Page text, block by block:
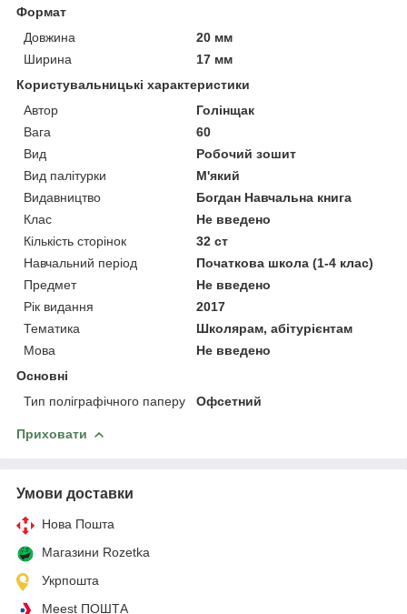
Формат
Довжина
20 мм
Ширина
17 мм
Користувальницькі характеристики
Автор
Голінщак
Вага
60
Вид
Робочий зошит
Вид палітурки
М'який
Видавництво
Богдан Навчальна книга
Клас
Не введено
Кількість сторінок
32 ст
Навчальний період
Початкова школа (1-4 клас)
Предмет
Не введено
Рік видання
2017
Тематика
Школярам, абітурієнтам
Мова
Не введено
Основні
Тип поліграфічного паперу
Офсетний
Приховати
Умови доставки
Нова Пошта
Магазини Rozetka
Укрпошта
Meest ПОШТА